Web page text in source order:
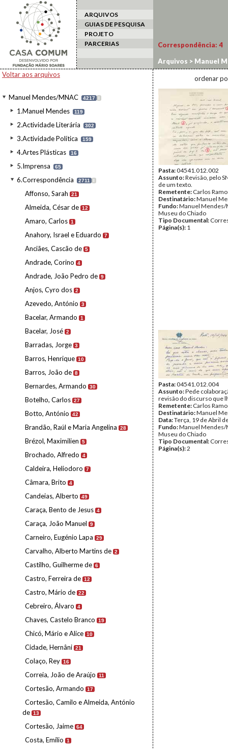
ARQUIVOS
GUIAS DE PESQUISA
PROJETO
PARCERIAS
Voltar aos arquivos
Manuel Mendes/MNAC 4217 I
1.Manuel Mendes 119
2.Actividade Literária 302
3.Actividade Política 159
4.Artes Plásticas 16
5.Imprensa 65
6.Correspondência 2711 I
Affonso, Sarah 21
Almeida, César de 12
Amaro, Carlos 1
Anahory, Israel e Eduardo 7
Anciães, Cascão de 5
Andrade, Corino 4
Andrade, João Pedro de 9
Anjos, Cyro dos 2
Azevedo, António 3
Bacelar, Armando 1
Bacelar, José 2
Barradas, Jorge 3
Barros, Henrique 10
Barros, João de 8
Bernardes, Armando 30
Botelho, Carlos 27
Botto, António 42
Brandão, Raúl e Maria Angelina 28
Brézol, Maximilien 5
Brochado, Alfredo 4
Caldeira, Heliodoro 7
Câmara, Brito 4
Candeias, Alberto 49
Caraça, Bento de Jesus 4
Caraça, João Manuel 9
Carneiro, Eugénio Lapa 29
Carvalho, Alberto Martins de 2
Castilho, Guilherme de 6
Castro, Ferreira de 12
Castro, Mário de 22
Cebreiro, Álvaro 4
Chaves, Castelo Branco 19
Chicó, Mário e Alice 10
Cidade, Hernâni 21
Colaço, Rey 16
Correia, João de Araújo 11
Cortesão, Armando 17
Cortesão, Camilo e Almeida, António
de 13
Cortesão, Jaime 64
Costa, Emílio 1
Correspondência: 4
Arquivos > Manuel
ordenar
Pasta:04541.012.002
Assunto:Revisão, pelo
de um texto.
Remetente: Carlos
Destinatário:Manuel
Fundo:Manuel Mendes/
Museu do Chiado
Tipo Documental:
Página(s): 1
Pasta:04541.012.004
Assunto:Pede
revisão do discurso que
Remetente: Carlos Ramo
Destinatário:Manuel
Data:Terça, 19 de Abril
Fundo:Manuel Mendes/
Museu do Chiado
Tipo Documental:
Página(s):2